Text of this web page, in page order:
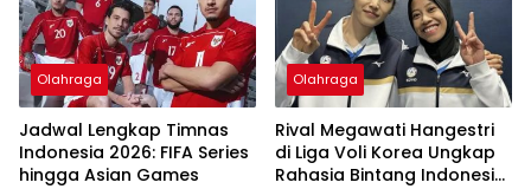
Olahraga
Jadwal Lengkap Timnas
Indonesia 2026: FIFA Series
hingga Asian Games
Olahraga
Rival Megawati Hangestri
di Liga Voli Korea Ungkap
Rahasia Bintang Indonesia